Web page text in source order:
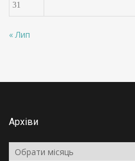
31
« Лип
Архіви
Архіви